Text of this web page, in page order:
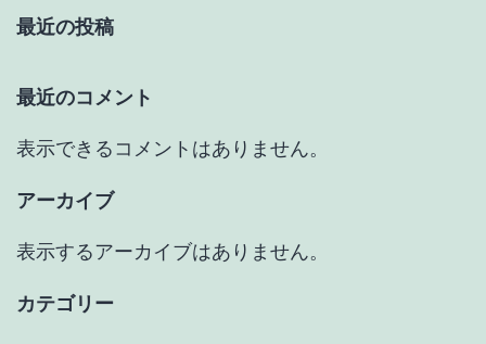
最近の投稿
最近のコメント
表示できるコメントはありません。
アーカイブ
表示するアーカイブはありません。
カテゴリー